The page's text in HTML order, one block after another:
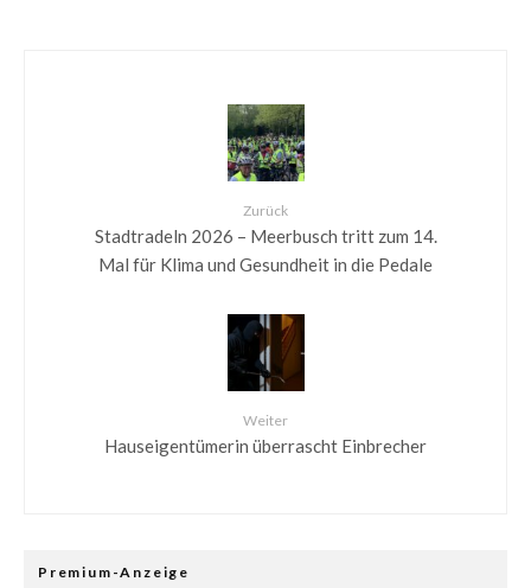
Zurück
Stadtradeln 2026 – Meerbusch tritt zum 14.
Mal für Klima und Gesundheit in die Pedale
Weiter
Hauseigentümerin überrascht Einbrecher
Premium-Anzeige